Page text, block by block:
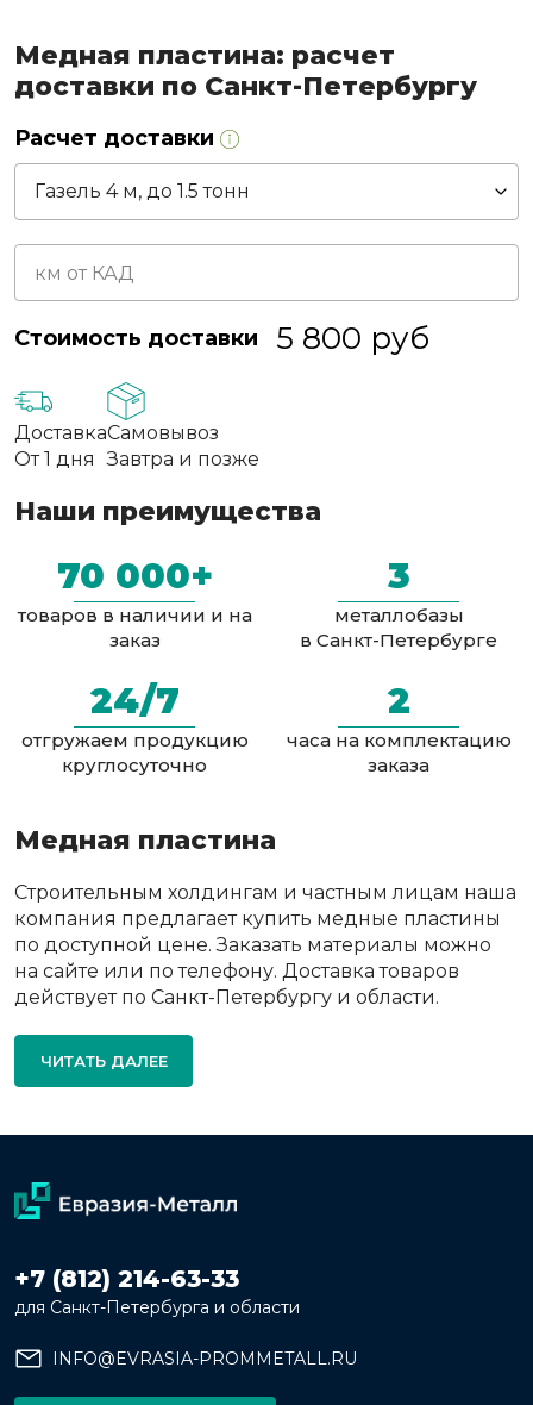
Медная пластина: расчет
доставки по Санкт-Петербургу
Расчет доставки
Стоимость доставки 5 800 руб
Доставка
От 1 дня
Самовывоз
Завтра и позже
Наши преимущества
70 000+
товаров в наличии и на
заказ
3
металлобазы
в Санкт-Петербурге
24/7
отгружаем продукцию
круглосуточно
2
часа на комплектацию
заказа
Медная пластина
Строительным холдингам и частным лицам наша
компания предлагает купить медные пластины
по доступной цене. Заказать материалы можно
на сайте или по телефону. Доставка товаров
действует по Санкт-Петербургу и области.
ЧИТАТЬ ДАЛЕЕ
+7 (812) 214-63-33
для Санкт-Петербурга и области
INFO@EVRASIA-PROMMETALL.RU